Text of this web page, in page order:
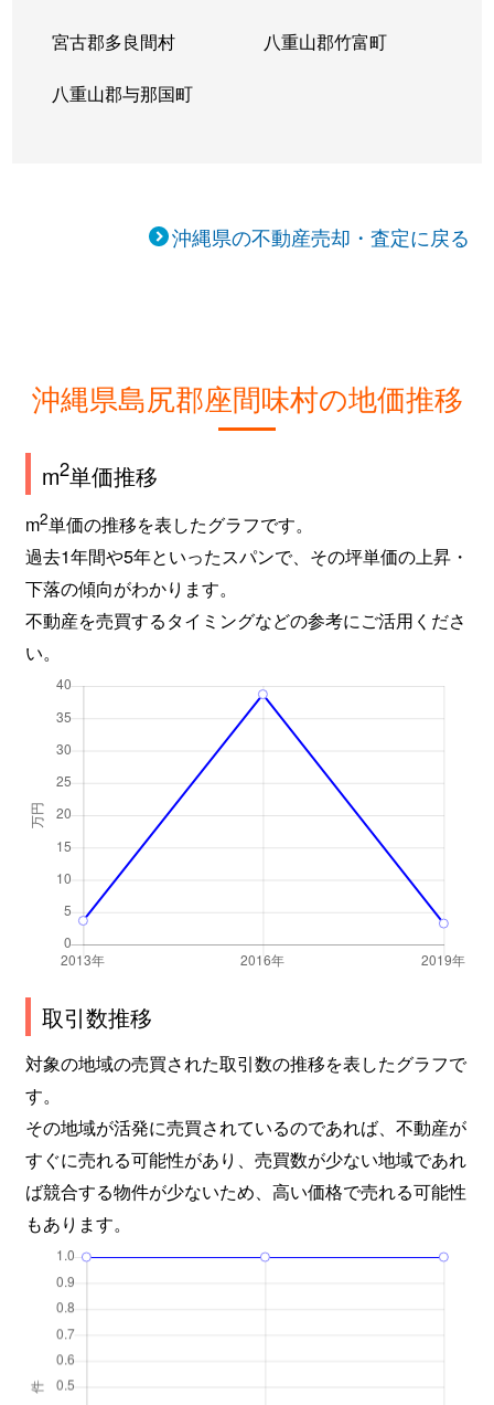
宮古郡多良間村 八重山郡竹富町
八重山郡与那国町
沖縄県の不動産売却・査定に戻る
沖縄県島尻郡座間味村の地価推移
m2単価推移
m2単価の推移を表したグラフです。
過去1年間や5年といったスパンで、その坪単価の上昇・
下落の傾向がわかります。
不動産を売買するタイミングなどの参考にご活用くださ
い。
取引数推移
対象の地域の売買された取引数の推移を表したグラフで
す。
その地域が活発に売買されているのであれば、不動産が
すぐに売れる可能性があり、売買数が少ない地域であれ
ば競合する物件が少ないため、高い価格で売れる可能性
もあります。